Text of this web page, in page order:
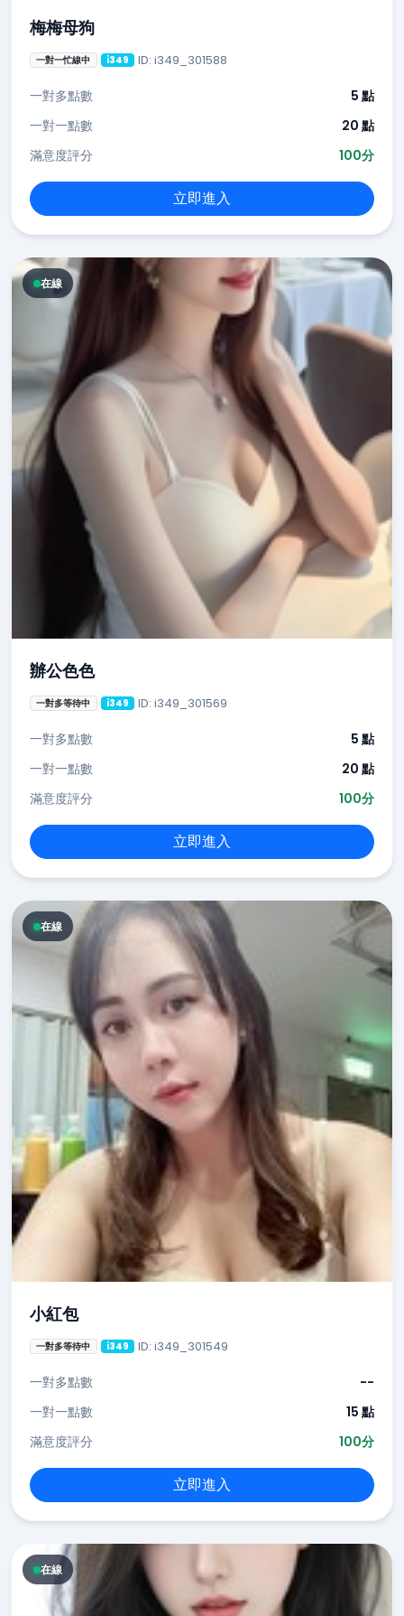
梅梅母狗
一對一忙線中 i349 ID: i349_301588
一對多點數
5 點
一對一點數
20 點
滿意度評分
100分
立即進入
在線
辦公色色
一對多等待中 i349 ID: i349_301569
一對多點數
5 點
一對一點數
20 點
滿意度評分
100分
立即進入
在線
小紅包
一對多等待中 i349 ID: i349_301549
一對多點數
--
一對一點數
15 點
滿意度評分
100分
立即進入
在線